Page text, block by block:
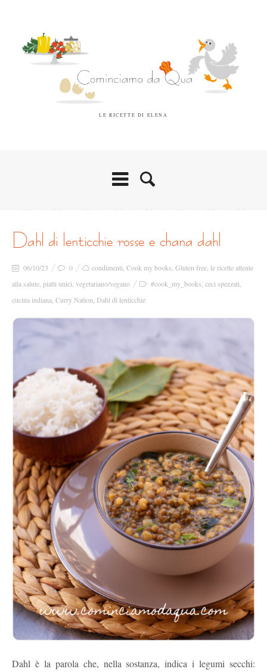
LE RICETTE DI ELENA
dahl di lenticchie rosse e chana dahl
06/10/23 0 condimenti Cook my books Gluten free le ricette attente
alla salute piatti unici vegetariano/vegano #cook_my_books ceci spezzati
cucina indiana Curry Nation Dahl di lenticchie
Dahl è la parola che, nella sostanza, indica i legumi secchi: